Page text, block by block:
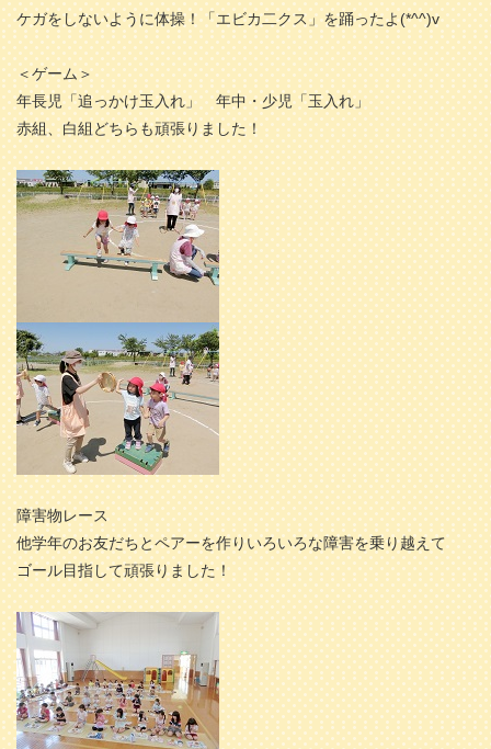
ケガをしないように体操！「エビカ二クス」を踊ったよ(*^^)v
＜ゲーム＞
年長児「追っかけ玉入れ」 年中・少児「玉入れ」
赤組、白組どちらも頑張りました！
障害物レース
他学年のお友だちとペアーを作りいろいろな障害を乗り越えて
ゴール目指して頑張りました！